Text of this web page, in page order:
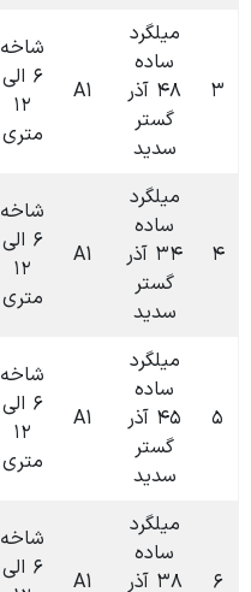
۶ الی
۱۲
ساده کیلوگرم ۴۸
۶ الی
۱۲
ساده کیلوگرم ۳۴
۶ الی
۱۲
ساده کیلوگرم ۴۵
۶ الی
ساده کیلوگرم ۳۸